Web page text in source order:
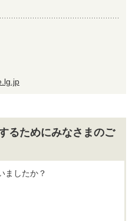
るためにみなさまのご
ましたか？